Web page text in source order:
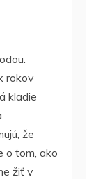
rokov
kladie
že
o tom, ako
žiť v